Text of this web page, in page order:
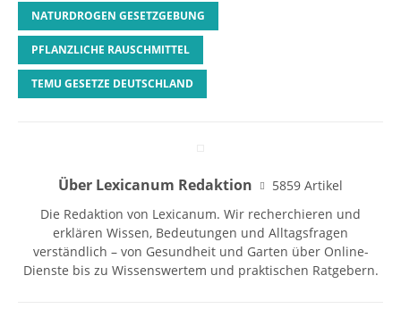
NATURDROGEN GESETZGEBUNG
PFLANZLICHE RAUSCHMITTEL
TEMU GESETZE DEUTSCHLAND
Über Lexicanum Redaktion
5859 Artikel
Die Redaktion von Lexicanum. Wir recherchieren und
erklären Wissen, Bedeutungen und Alltagsfragen
verständlich – von Gesundheit und Garten über Online-
Dienste bis zu Wissenswertem und praktischen Ratgebern.